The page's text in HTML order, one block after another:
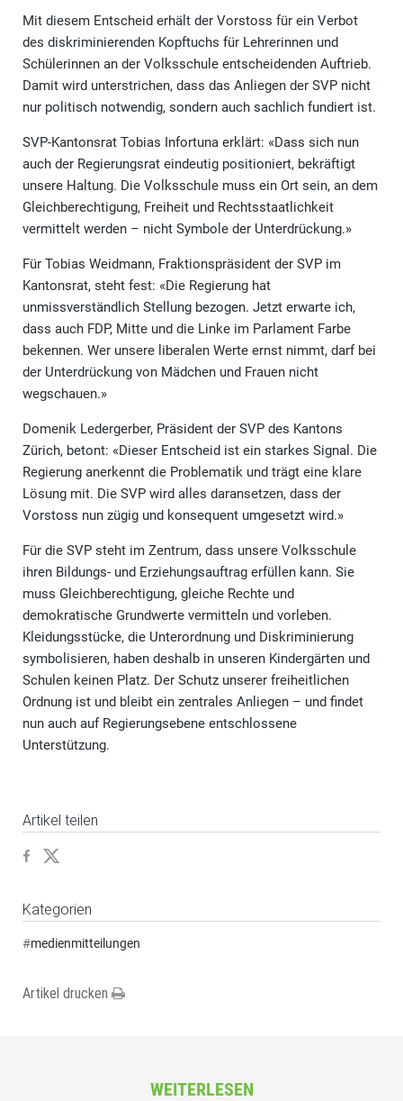
Mit diesem Entscheid erhält der Vorstoss für ein Verbot
des diskriminierenden Kopftuchs für Lehrerinnen und
Schülerinnen an der Volksschule entscheidenden Auftrieb.
Damit wird unterstrichen, dass das Anliegen der SVP nicht
nur politisch notwendig, sondern auch sachlich fundiert ist.
SVP-Kantonsrat Tobias Infortuna erklärt: «Dass sich nun
auch der Regierungsrat eindeutig positioniert, bekräftigt
unsere Haltung. Die Volksschule muss ein Ort sein, an dem
Gleichberechtigung, Freiheit und Rechtsstaatlichkeit
vermittelt werden – nicht Symbole der Unterdrückung.»
Für Tobias Weidmann, Fraktionspräsident der SVP im
Kantonsrat, steht fest: «Die Regierung hat
unmissverständlich Stellung bezogen. Jetzt erwarte ich,
dass auch FDP, Mitte und die Linke im Parlament Farbe
bekennen. Wer unsere liberalen Werte ernst nimmt, darf bei
der Unterdrückung von Mädchen und Frauen nicht
wegschauen.»
Domenik Ledergerber, Präsident der SVP des Kantons
Zürich, betont: «Dieser Entscheid ist ein starkes Signal. Die
Regierung anerkennt die Problematik und trägt eine klare
Lösung mit. Die SVP wird alles daransetzen, dass der
Vorstoss nun zügig und konsequent umgesetzt wird.»
Für die SVP steht im Zentrum, dass unsere Volksschule
ihren Bildungs- und Erziehungsauftrag erfüllen kann. Sie
muss Gleichberechtigung, gleiche Rechte und
demokratische Grundwerte vermitteln und vorleben.
Kleidungsstücke, die Unterordnung und Diskriminierung
symbolisieren, haben deshalb in unseren Kindergärten und
Schulen keinen Platz. Der Schutz unserer freiheitlichen
Ordnung ist und bleibt ein zentrales Anliegen – und findet
nun auch auf Regierungsebene entschlossene
Unterstützung.
Artikel teilen
Kategorien
#medienmitteilungen
Artikel drucken
WEITERLESEN